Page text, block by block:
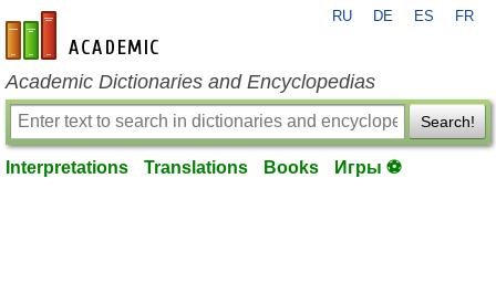
en-academic.com
RU DE ES FR
Academic Dictionaries and Encyclopedias
Search!
Interpretations Translations Books Игры ⚽